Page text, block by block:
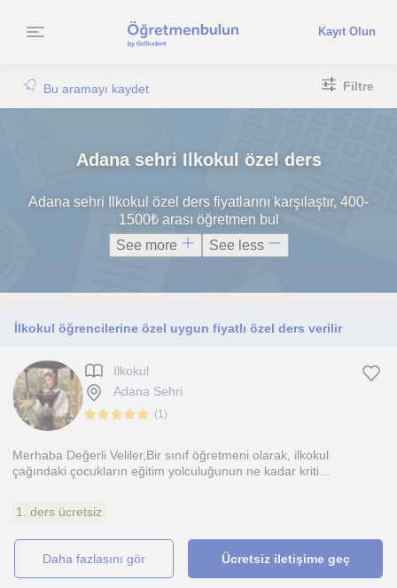
Kayıt Olun
Bu aramayı kaydet Filtre
Adana sehri Ilkokul özel ders
Adana sehri Ilkokul özel ders fiyatlarını karşılaştır, 400-
1500₺ arası öğretmen bul
See more
See less
İlkokul öğrencilerine özel uygun fiyatlı özel ders verilir
Ilkokul
Adana Sehri
(1)
Merhaba Değerli Veliler,Bir sınıf öğretmeni olarak, ilkokul
çağındaki çocukların eğitim yolculuğunun ne kadar kriti...
1. ders ücretsiz
daha fazlasını gör Ücretsiz iletişime geç